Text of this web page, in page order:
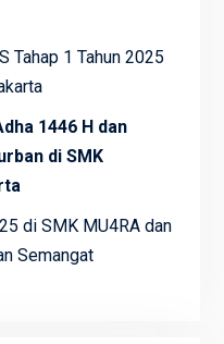
Tahap 1 Tahun 2025
1446 H dan
di SMK
di SMK MU4RA dan
Semangat